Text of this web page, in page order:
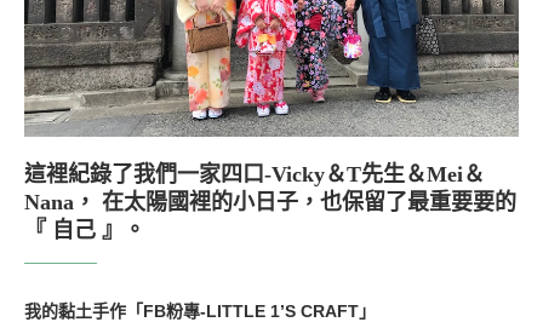
這裡紀錄了我們一家四口-Vicky＆T先生＆Mei＆
Nana， 在太陽國裡的小日子，也保留了最重要要的
『 自己 』。
我的黏土手作「FB粉專-LITTLE 1’S CRAFT」